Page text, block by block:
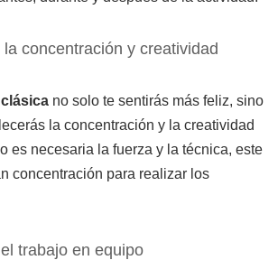
la concentración y creatividad
no solo te sentirás más feliz, sino
la concentración y la creatividad
es necesaria la fuerza y la técnica, este
concentración para realizar los
trabajo en equipo